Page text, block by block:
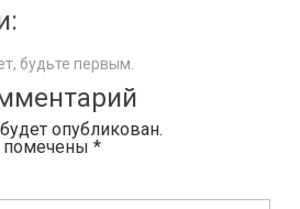
будьте первым.
опубликован.
помечены *